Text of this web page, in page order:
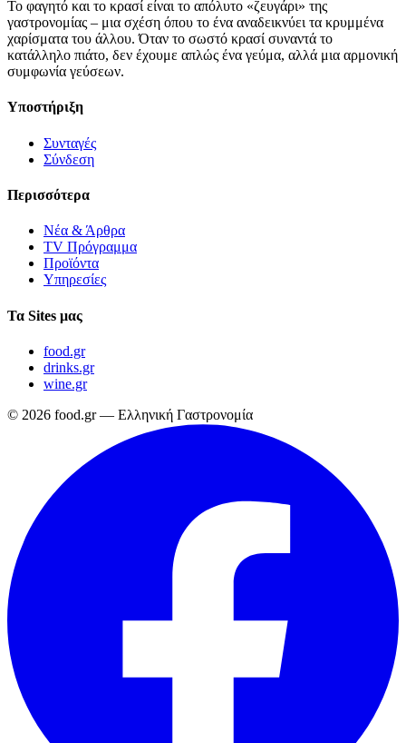
Το φαγητό και το κρασί είναι το απόλυτο «ζευγάρι» της
γαστρονομίας – μια σχέση όπου το ένα αναδεικνύει τα κρυμμένα
χαρίσματα του άλλου. Όταν το σωστό κρασί συναντά το
κατάλληλο πιάτο, δεν έχουμε απλώς ένα γεύμα, αλλά μια αρμονική
συμφωνία γεύσεων.
Υποστήριξη
Συνταγές
Σύνδεση
Περισσότερα
Νέα & Άρθρα
TV Πρόγραμμα
Προϊόντα
Υπηρεσίες
Τα Sites μας
food.gr
drinks.gr
wine.gr
© 2026 food.gr — Ελληνική Γαστρονομία